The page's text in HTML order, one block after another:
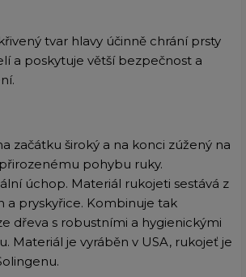
tvar hlavy účinně chrání prsty
a poskytuje větší bezpečnost a
začátku široký a na konci zúžený na
pohybu ruky.
úchop. Materiál rukojeti sestává z
a pryskyřice. Kombinuje tak
dřeva s robustními a hygienickými
Materiál je vyráběn v USA, rukojeť je